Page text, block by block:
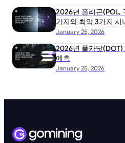
January 25, 2026
2026년 폴리곤(POL,
가지와 최악 3가지 시
January 25, 2026
2026년 폴카닷(DOT)
예측